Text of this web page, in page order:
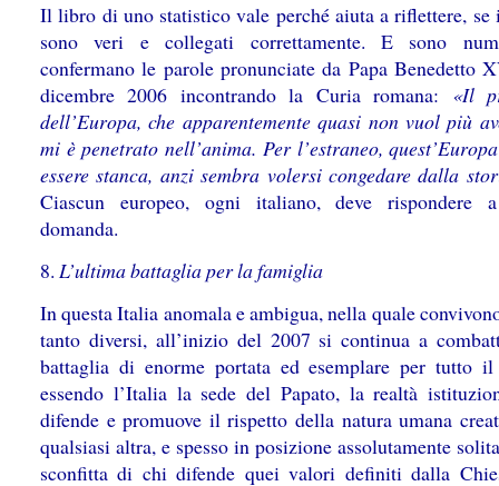
Il libro di uno statistico vale perché aiuta a riflettere, se
sono veri e collegati correttamente. E sono
confermano le parole pronunciate da Papa Benedetto
dicembre 2006 incontrando la Curia romana: «Il
dell’Europa, che apparentemente quasi non vuol più
mi è penetrato nell’anima. Per l’estraneo,
essere stanca, anzi sembra volersi congedare dalla
Ciascun europeo, ogni italiano, deve rispondere
domanda.
8. L’ultima battaglia per la famiglia
In questa Italia anomala e ambigua, nella quale
tanto diversi, all’inizio del 2007 si continua a
battaglia di enorme portata ed esemplare per tutto il
essendo l’Italia la sede del Papato, la realtà
difende e promuove il rispetto della natura umana
qualsiasi altra, e spesso in posizione assolutamente
sconfitta di chi difende quei valori definiti dalla